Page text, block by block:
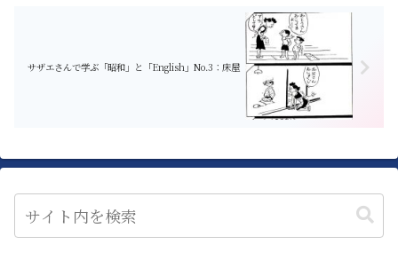
サザエさんで学ぶ「昭和」と「English」No.3：床屋